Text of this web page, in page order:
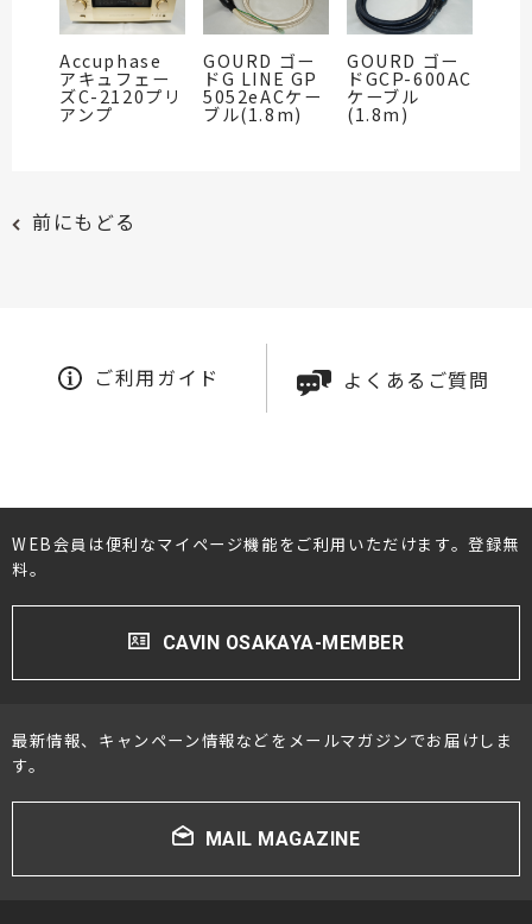
Accuphase
アキュフェー
ズC-2120プリ
アンプ
GOURD ゴー
ドG LINE GP
5052eACケー
ブル(1.8m)
GOURD ゴー
ドGCP-600AC
ケーブル
(1.8m)
前にもどる
ご利用ガイド よくあるご質問
WEB会員は便利なマイページ機能をご利用いただけます。登録無
料。
CAVIN OSAKAYA-MEMBER
最新情報、キャンペーン情報などをメールマガジンでお届けしま
す。
MAIL MAGAZINE